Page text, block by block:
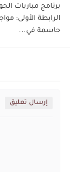
الرابطة الأولى:
حاسمة في...
إرسال تعليق